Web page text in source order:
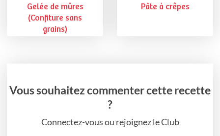
Gelée de mûres
(Confiture sans
grains)
Pâte à crêpes
Vous souhaitez commenter cette recette
?
Connectez-vous ou rejoignez le Club